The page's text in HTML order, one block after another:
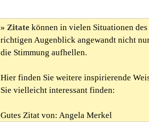
Zitate können in vielen Situationen
richtigen Augenblick angewandt nicht
die Stimmung aufhellen.
Hier finden Sie weitere inspirierende
Sie vielleicht interessant finden:
Gutes Zitat von: Angela Merkel